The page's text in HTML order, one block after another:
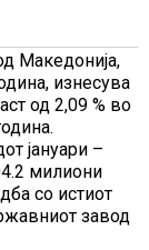
Македонија,
изнесува
од 2,09 % во
јануари –
милиони
со истиот
завод